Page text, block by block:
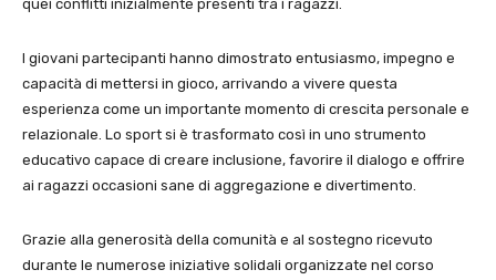
quei conflitti inizialmente presenti tra i ragazzi.
I giovani partecipanti hanno dimostrato entusiasmo, impegno e
capacità di mettersi in gioco, arrivando a vivere questa
esperienza come un importante momento di crescita personale e
relazionale. Lo sport si è trasformato così in uno strumento
educativo capace di creare inclusione, favorire il dialogo e offrire
ai ragazzi occasioni sane di aggregazione e divertimento.
Grazie alla generosità della comunità e al sostegno ricevuto
durante le numerose iniziative solidali organizzate nel corso